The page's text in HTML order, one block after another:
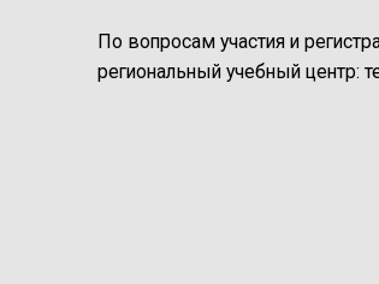
По вопросам участия и
региональный учебный центр: